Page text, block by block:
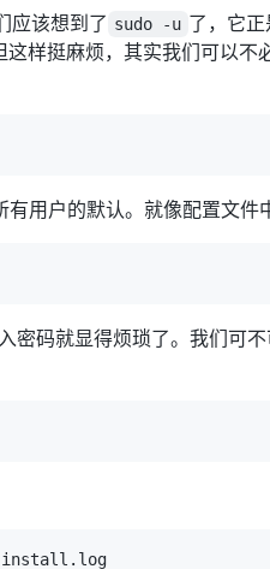
应该想到了 sudo -u 了，它
这样挺麻烦，其实我们可以不
用户的默认。就像配置文件
码就显得烦琐了。我们可